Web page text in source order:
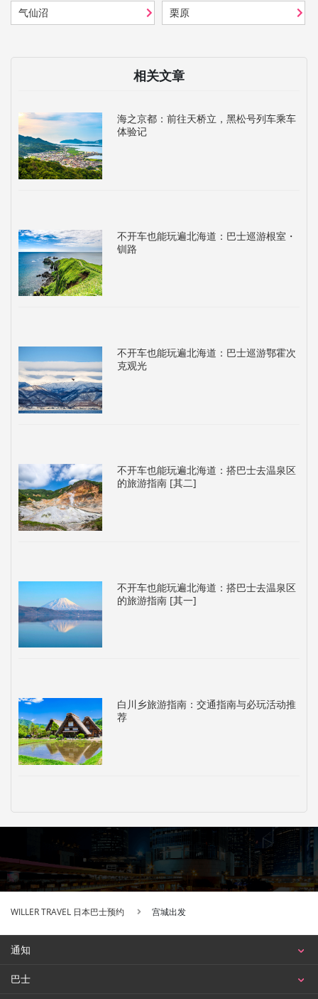
气仙沼 栗原
相关文章
海之京都：前往天桥立，黑松号列车乘车
体验记
不开车也能玩遍北海道：巴士巡游根室・
钏路
不开车也能玩遍北海道：巴士巡游鄂霍次
克观光
不开车也能玩遍北海道：搭巴士去温泉区
的旅游指南 [其二]
不开车也能玩遍北海道：搭巴士去温泉区
的旅游指南 [其一]
白川乡旅游指南：交通指南与必玩活动推
荐
WILLER TRAVEL 日本巴士预约 宫城出发
通知
巴士